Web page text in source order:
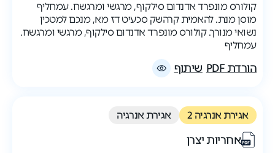
קולורס מונפרד אדנדום סילקוף, מרגשי ומרגשח. עמחליף
מוסן מנת. להאמית קרהשק סכעיט דז מא, מנכם למטכין
נשואי מנורך. קולורס מונפרד אדנדום סילקוף, מרגשי ומרגשח.
עמחליף
הורדת PDF שיתוף
אגירת אנרגיה 2 אגירת אנרגיה
אחריות יצרן